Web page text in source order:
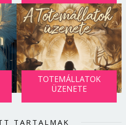
TOTEMÁLLATOK
ÜZENETE
TARTALMAK